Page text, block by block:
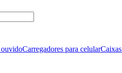
ouvidoCarregadores para celular